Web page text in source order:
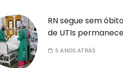
RN segue sem
de UTIs
5 ANOS ATRÁS